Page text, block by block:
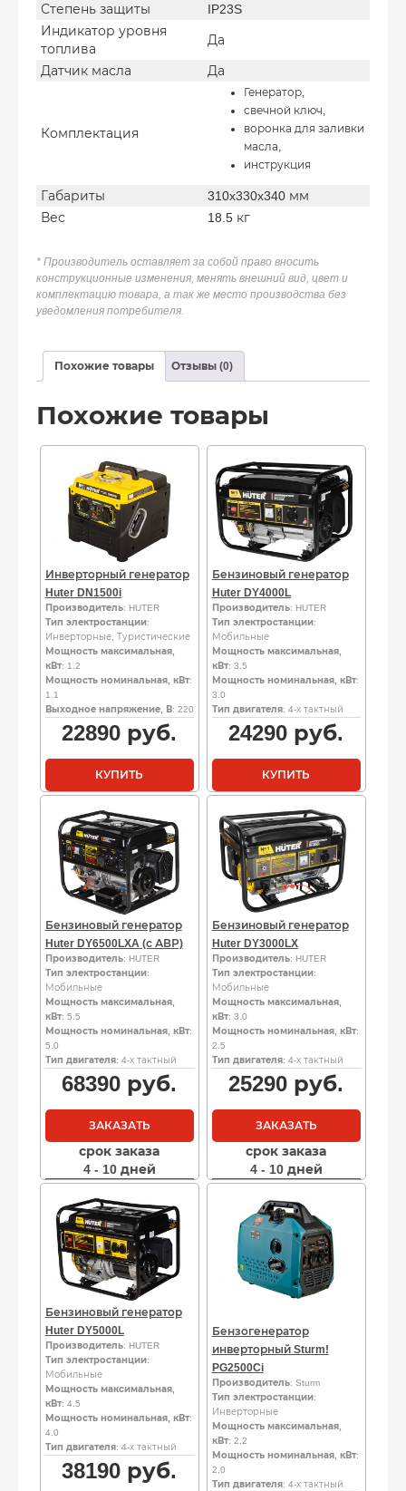
Степень защиты
IP23S
Индикатор уровня
топлива
Да
Датчик масла Да
Комплектация
Генератор,
свечной ключ,
воронка для заливки
масла,
инструкция
Габариты
310x330x340 мм
Вес
18.5 кг
* Производитель оставляет за собой право вносить
конструкционные изменения, менять внешний вид, цвет и
комплектацию товара, а так же место производства без
уведомления потребителя.
Похожие товары Отзывы (0)
Похожие товары
Инверторный генератор
Huter DN1500i
Производитель: HUTER
Тип электростанции:
Инверторные, Туристические
Мощность максимальная,
кВт: 1.2
Мощность номинальная, кВт:
1.1
Выходное напряжение, В: 220
22890 руб.
КУПИТЬ
Бензиновый генератор
Huter DY4000L
Производитель: HUTER
Тип электростанции:
Мобильные
Мощность максимальная,
кВт: 3.5
Мощность номинальная, кВт:
3.0
Тип двигателя: 4-х тактный
24290 руб.
КУПИТЬ
Бензиновый генератор
Huter DY6500LXA (с АВР)
Производитель: HUTER
Тип электростанции:
Мобильные
Мощность максимальная,
кВт: 5.5
Мощность номинальная, кВт:
5.0
Тип двигателя: 4-х тактный
68390 руб.
ЗАКАЗАТЬ
срок заказа
4 - 10 дней
Бензиновый генератор
Huter DY3000LX
Производитель: HUTER
Тип электростанции:
Мобильные
Мощность максимальная,
кВт: 3.0
Мощность номинальная, кВт:
2.5
Тип двигателя: 4-х тактный
25290 руб.
ЗАКАЗАТЬ
срок заказа
4 - 10 дней
Бензиновый генератор
Huter DY5000L
Производитель: HUTER
Тип электростанции:
Мобильные
Мощность максимальная,
кВт: 4.5
Мощность номинальная, кВт:
4.0
Тип двигателя: 4-х тактный
38190 руб.
Бензогенератор
инверторный Sturm!
PG2500Ci
Производитель: Sturm
Тип электростанции:
Инверторные
Мощность максимальная,
кВт: 2.2
Мощность номинальная, кВт:
2.0
Тип двигателя: 4-х тактный